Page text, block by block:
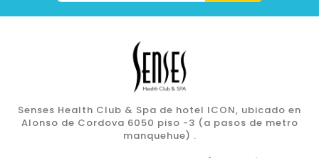
Senses Health Club & Spa de hotel ICON, ubicado en
Alonso de Cordova 6050 piso -3 (a pasos de metro
manquehue) .